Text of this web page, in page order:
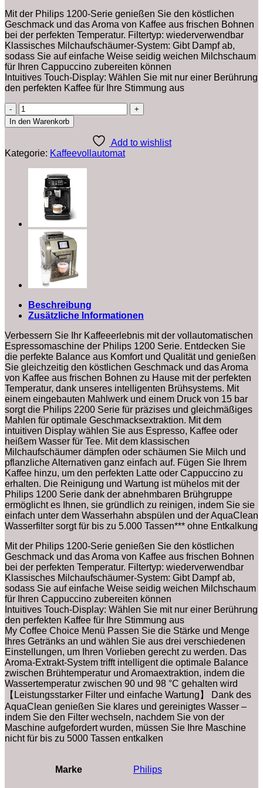
€47,310.00€36,127.00.
Mit der Philips 1200-Serie genießen Sie den köstlichen
Geschmack und das Aroma von Kaffee aus frischen Bohnen
bei der perfekten Temperatur. Filtertyp: wiederverwendbar
Klassisches Milchaufschäumer-System: Gibt Dampf ab,
sodass Sie auf einfache Weise seidig weichen Milchschaum
für Ihren Cappuccino zubereiten können
Intuitives Touch-Display: Wählen Sie mit nur einer Berührung
den perfekten Kaffee für Ihre Stimmung aus
Philips
1200
Series
Espressomaschine,
klassischer
Milchaufschäumer,
Kaffeesorten,
intuitives
Touch-
Display,
100%
Keramikmahlwerk,
AquaClean
Filter,
Aromasiegel,
schwarz
(EP1220/04)
In den Warenkorb
Add to wishlist
Kategorie: Kaffeevollautomat
Beschreibung
Zusätzliche Informationen
Verbessern Sie Ihr Kaffeeerlebnis mit der vollautomatischen
Espressomaschine der Philips 1200 Serie. Entdecken Sie
die perfekte Balance aus Komfort und Qualität und genießen
Sie gleichzeitig den köstlichen Geschmack und das Aroma
von Kaffee aus frischen Bohnen zu Hause mit der perfekten
Temperatur, dank unseres intelligenten Brühsystems. Mit
einem eingebauten Mahlwerk und einem Druck von 15 bar
sorgt die Philips 2200 Serie für präzises und gleichmäßiges
Mahlen für optimale Geschmacksextraktion. Mit dem
intuitiven Display wählen Sie aus Espresso, Kaffee oder
heißem Wasser für Tee. Mit dem klassischen
Milchaufschäumer dämpfen oder schäumen Sie Milch und
pflanzliche Alternativen ganz einfach auf. Fügen Sie Ihrem
Kaffee hinzu, um den perfekten Latte oder Cappuccino zu
erhalten. Die Reinigung und Wartung ist mühelos mit der
Philips 1200 Serie dank der abnehmbaren Brühgruppe
ermöglicht es Ihnen, sie gründlich zu reinigen, indem Sie sie
einfach unter dem Wasserhahn abspülen und der AquaClean
Wasserfilter sorgt für bis zu 5.000 Tassen*** ohne Entkalkung
Mit der Philips 1200-Serie genießen Sie den köstlichen
Geschmack und das Aroma von Kaffee aus frischen Bohnen
bei der perfekten Temperatur. Filtertyp: wiederverwendbar
Klassisches Milchaufschäumer-System: Gibt Dampf ab,
sodass Sie auf einfache Weise seidig weichen Milchschaum
für Ihren Cappuccino zubereiten können
Intuitives Touch-Display: Wählen Sie mit nur einer Berührung
den perfekten Kaffee für Ihre Stimmung aus
My Coffee Choice Menü Passen Sie die Stärke und Menge
Ihres Getränks an und wählen Sie aus drei verschiedenen
Einstellungen, um Ihren Vorlieben gerecht zu werden. Das
Aroma-Extrakt-System trifft intelligent die optimale Balance
zwischen Brühtemperatur und Aromaextraktion, indem die
Wassertemperatur zwischen 90 und 98 °C gehalten wird
【Leistungsstarker Filter und einfache Wartung】 Dank des
AquaClean genießen Sie klares und gereinigtes Wasser –
indem Sie den Filter wechseln, nachdem Sie von der
Maschine aufgefordert wurden, müssen Sie Ihre Maschine
nicht für bis zu 5000 Tassen entkalken
Marke ‎Philips